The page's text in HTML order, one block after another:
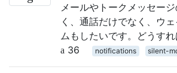
メールやトークメッセー
く、通話だけでなく、ウ
ムもしたいです。どうす
36
notifications silent-